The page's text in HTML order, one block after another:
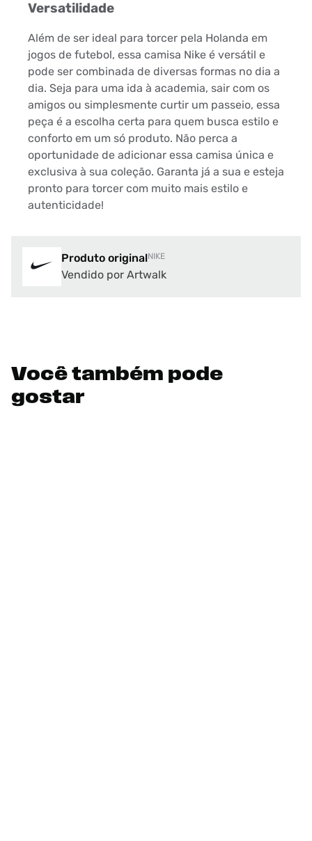
Versatilidade
Além de ser ideal para torcer pela Holanda em
jogos de futebol, essa camisa Nike é versátil e
pode ser combinada de diversas formas no dia a
dia. Seja para uma ida à academia, sair com os
amigos ou simplesmente curtir um passeio, essa
peça é a escolha certa para quem busca estilo e
conforto em um só produto. Não perca a
oportunidade de adicionar essa camisa única e
exclusiva à sua coleção. Garanta já a sua e esteja
pronto para torcer com muito mais estilo e
autenticidade!
Produto originalNIKE
Vendido por Artwalk
Você também pode
gostar